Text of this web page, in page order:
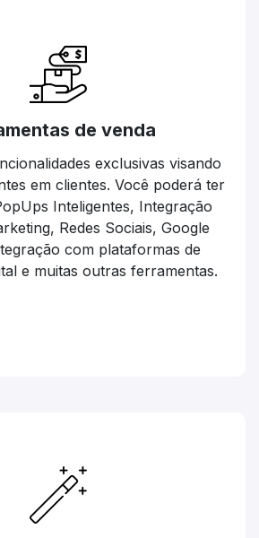
de venda
exclusivas visando
em clientes. Você poderá ter
Inteligentes, Integração
Redes Sociais, Google
com plataformas de
e muitas outras ferramentas.